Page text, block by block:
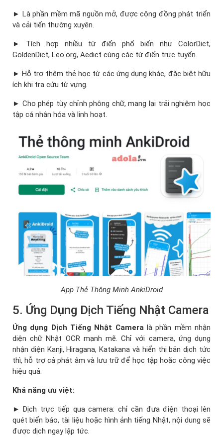
► Là phần mềm mã nguồn mở, được cộng đồng phát triển
và cải tiến thường xuyên.
► Tích hợp nhiều từ điển phổ biến như ColorDict,
GoldenDict, Leo.org, Aedict cùng các từ điển trực tuyến.
► Hỗ trợ thêm thẻ học từ các ứng dụng khác, đặc biệt hữu
ích khi tra cứu từ vựng.
► Cho phép tùy chỉnh phông chữ, mang lại trải nghiệm học
tập cá nhân hóa và linh hoạt.
App Thẻ Thông Minh AnkiDroid
5. Ứng Dụng Dịch Tiếng Nhật Camera
Ứng dụng Dịch Tiếng Nhật Cameralà phần mềm nhận
diện chữ Nhật OCR mạnh mẽ. Chỉ với camera, ứng dụng
nhận diện Kanji, Hiragana, Katakana và hiển thị bản dịch tức
thì, hỗ trợ cả phát âm và lưu trữ để học tập hoặc công việc
hiệu quả.
Khả năng ưu việt:
► Dịch trực tiếp qua camera: chỉ cần đưa điện thoại lên
quét biển báo, tài liệu hoặc hình ảnh tiếng Nhật, nội dung sẽ
được dịch ngay lập tức.